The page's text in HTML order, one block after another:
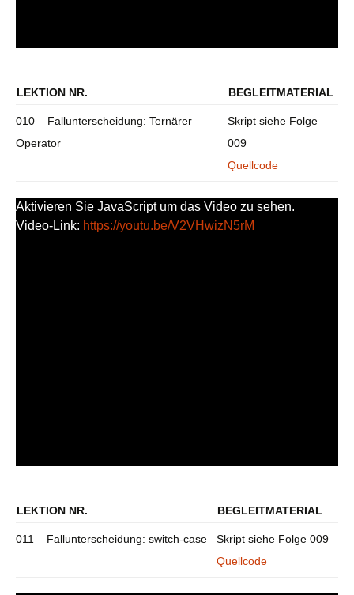
LEKTION NR. BEGLEITMATERIAL
010 – Fallunterscheidung: Ternärer
Operator
Skript siehe Folge
009
Quellcode
Aktivieren Sie JavaScript um das Video zu sehen.
Video-Link: https://youtu.be/V2VHwizN5rM
LEKTION NR. BEGLEITMATERIAL
011 – Fallunterscheidung: switch-case
Skript siehe Folge 009
Quellcode